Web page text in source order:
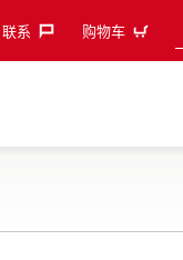
联系‎ 购物车